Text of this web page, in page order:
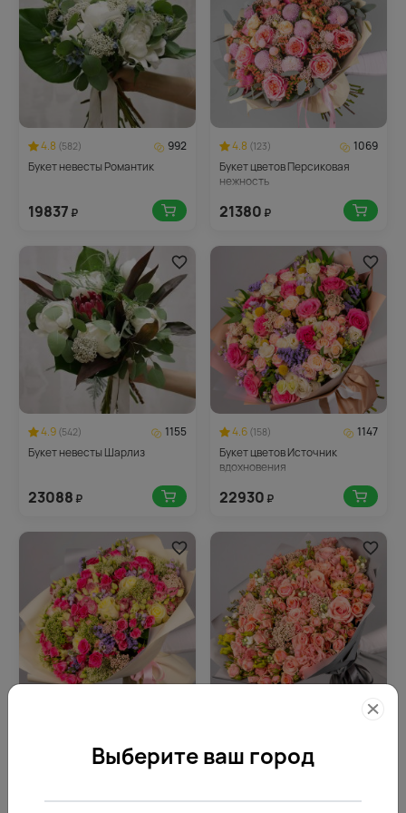
4.8 (582)
992
Букет невесты Романтик
19837 ₽
4.8 (123)
1069
Букет цветов Персиковая
нежность
21380 ₽
4.9 (542)
1155
Букет невесты Шарлиз
23088 ₽
4.6 (158)
1147
Букет цветов Источник
вдохновения
22930 ₽
1234
Выберите ваш город